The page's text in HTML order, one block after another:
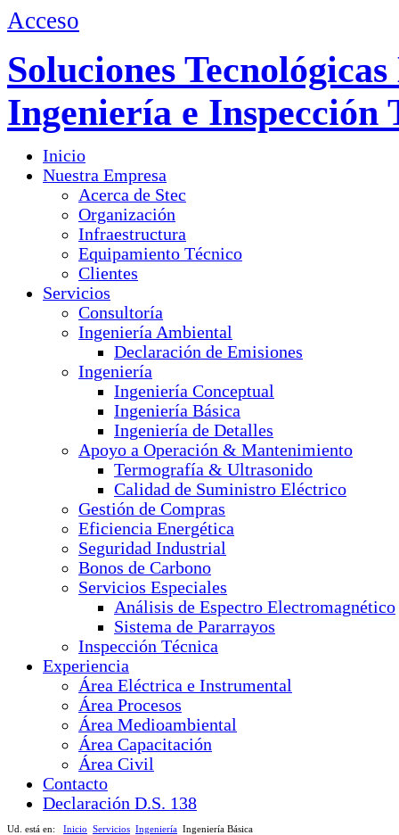
Acceso
Soluciones
Ingeniería e Inspección
Inicio
Nuestra Empresa
Acerca de Stec
Organización
Infraestructura
Equipamiento Técnico
Clientes
Servicios
Consultoría
Ingeniería Ambiental
Declaración de Emisiones
Ingeniería
Ingeniería Conceptual
Ingeniería Básica
Ingeniería de Detalles
Apoyo a Operación & Mantenimiento
Termografía & Ultrasonido
Calidad de Suministro Eléctrico
Gestión de Compras
Eficiencia Energética
Seguridad Industrial
Bonos de Carbono
Servicios Especiales
Análisis de Espectro Electromagnético
Sistema de Pararrayos
Inspección Técnica
Experiencia
Área Eléctrica e Instrumental
Área Procesos
Área Medioambiental
Área Capacitación
Área Civil
Contacto
Declaración D.S. 138
Ud. está en: Inicio Servicios Ingeniería Ingeniería Básica